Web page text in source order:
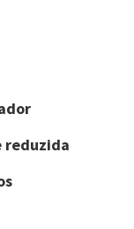
reduzida